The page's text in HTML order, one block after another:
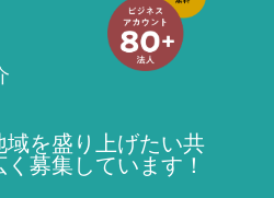
域を盛り上げたい共
募集しています！